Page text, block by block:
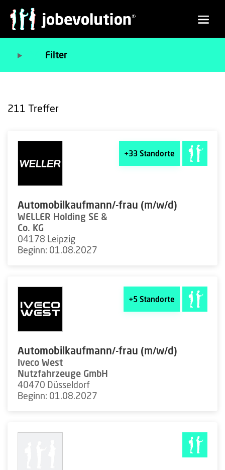
Filter
211 Treffer
+33 Standorte
Automobilkaufmann/-frau (m/w/d)
WELLER Holding SE &
Co. KG
04178 Leipzig
Beginn: 01.08.2027
+5 Standorte
Automobilkaufmann/-frau (m/w/d)
Iveco West
Nutzfahrzeuge GmbH
40470 Düsseldorf
Beginn: 01.08.2027